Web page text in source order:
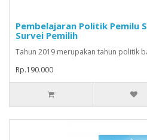
Pembelajaran Politik Pemilu
Survei Pemilih
Tahun 2019 merupakan tahun politik
Rp.190.000